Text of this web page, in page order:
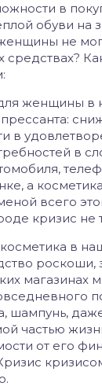
в
обуви на
не
средствах?
женщины в
в
в
а
всего
кризис не
в
роскоши,
магазинах
шампунь,
частью
от его